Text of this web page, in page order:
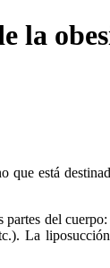
la
está
partes del
La